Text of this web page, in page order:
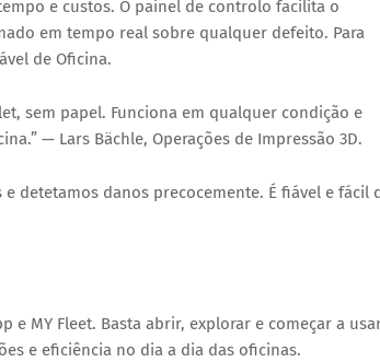
e custos. O painel de controlo facilita o
em tempo real sobre qualquer defeito. Para
de Oficina.
sem papel. Funciona em qualquer condição e
— Lars Bächle, Operações de Impressão 3D.
detetamos danos precocemente. É fiável e fácil
e MY Fleet. Basta abrir, explorar e começar a
e eficiência no dia a dia das oficinas.